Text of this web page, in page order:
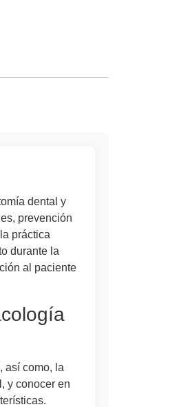
dental y
prevención
práctica
durante la
al paciente
así como, la
y conocer en